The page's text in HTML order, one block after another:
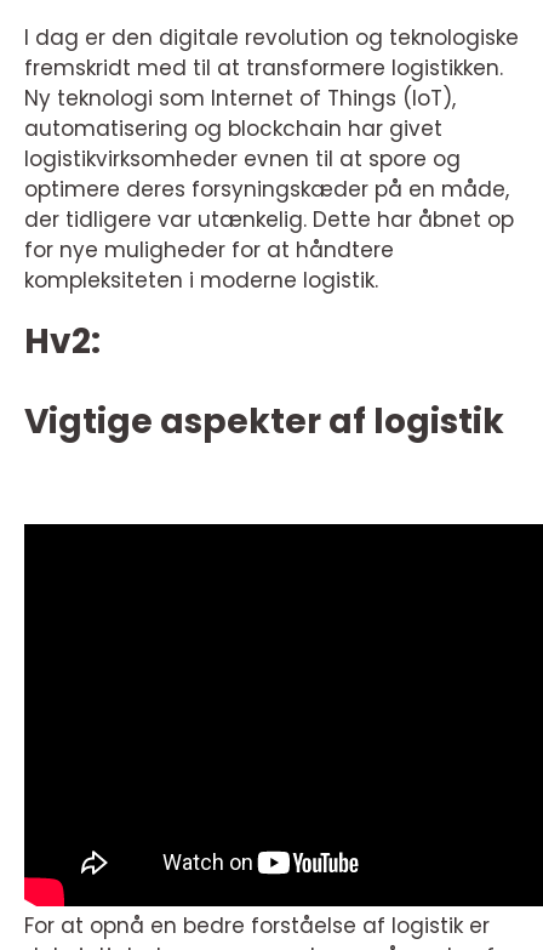
I dag er den digitale revolution og teknologiske
fremskridt med til at transformere logistikken.
Ny teknologi som Internet of Things (IoT),
automatisering og blockchain har givet
logistikvirksomheder evnen til at spore og
optimere deres forsyningskæder på en måde,
der tidligere var utænkelig. Dette har åbnet op
for nye muligheder for at håndtere
kompleksiteten i moderne logistik.
Hv2:
Vigtige aspekter af logistik
For at opnå en bedre forståelse af logistik er